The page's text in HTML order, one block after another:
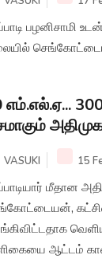
பழனிசாமி
எம்.எல்.ஏ...
VASUKI 15
மீதான
ஆட்டம்